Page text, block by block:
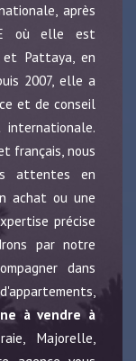
après
où elle est
et Pattaya, en
2007, elle a
et de conseil
français, nous
attentes en
achat ou une
précise
par notre
dans
à vendre à
Majorelle,